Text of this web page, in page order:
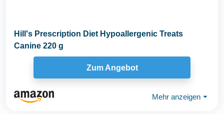
Hill's Prescription Diet Hypoallergenic Treats
Canine 220 g
Zum Angebot
Mehr anzeigen ⏷